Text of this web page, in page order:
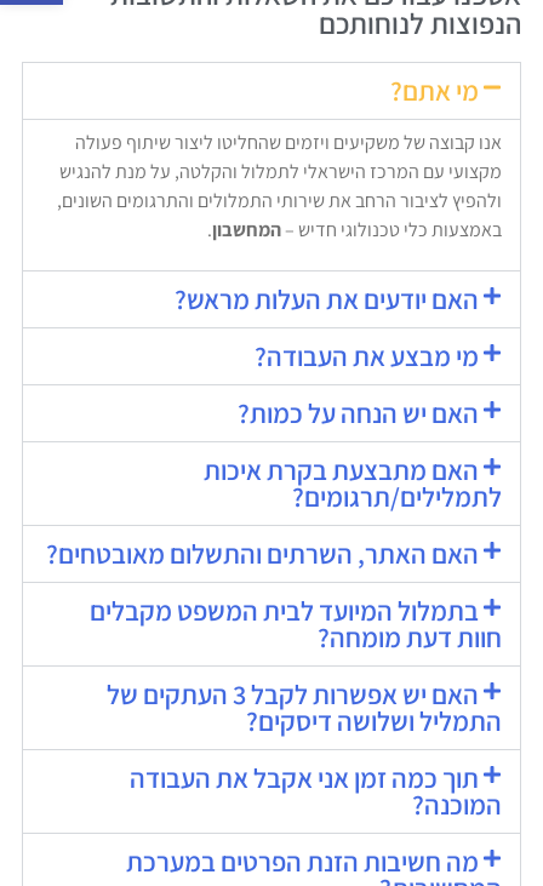
הנפוצות לנוחותכם
מי אתם?
אנו קבוצה של משקיעים ויזמים שהחליטו ליצור שיתוף פעולה
מקצועי עם המרכז הישראלי לתמלול והקלטה, על מנת להנגיש
ולהפיץ לציבור הרחב את שירותי התמלולים והתרגומים השונים,
באמצעות כלי טכנולוגי חדיש –המחשבון.
האם יודעים את העלות מראש?
מי מבצע את העבודה?
האם יש הנחה על כמות?
האם מתבצעת בקרת איכות
לתמלילים/תרגומים?
האם האתר, השרתים והתשלום מאובטחים?
בתמלול המיועד לבית המשפט מקבלים
חוות דעת מומחה?
האם יש אפשרות לקבל 3 העתקים של
התמליל ושלושה דיסקים?
תוך כמה זמן אני אקבל את העבודה
המוכנה?
מה חשיבות הזנת הפרטים במערכת